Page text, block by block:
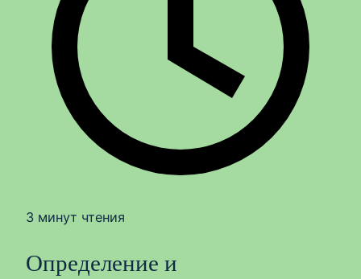
3 минут чтения
Определение и